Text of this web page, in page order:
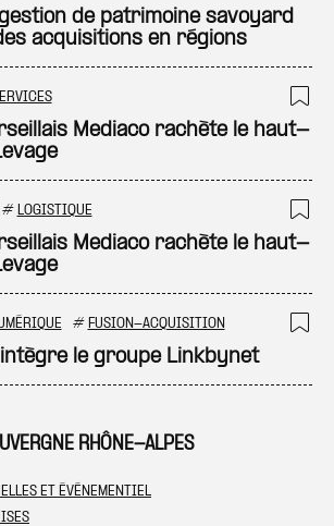
RHÔNE-ALPES
ET ÉVÉNEMENTIEL
de patrimoine savoyard
acquisitions en régions
Mediaco rachète le haut-
# LOGISTIQUE
Mediaco rachète le haut-
# FUSION-ACQUISITION
le groupe Linkbynet